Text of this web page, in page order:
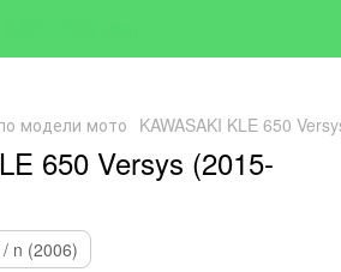
модели мото KAWASAKI KLE 650
650 Versys (2015-
n (2006)